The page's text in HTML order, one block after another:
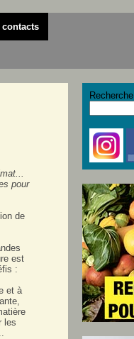
contacts
pour
de
est
:
et à
les
Recherche